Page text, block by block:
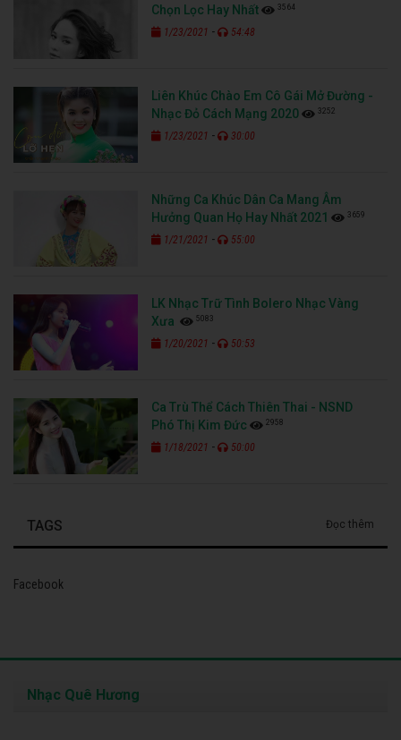
Chọn Lọc Hay Nhất
3564
1/23/2021 - 54:48
Liên Khúc Chào Em Cô Gái Mở Đường -
Nhạc Đỏ Cách Mạng 2020
3252
1/23/2021 - 30:00
Những Ca Khúc Dân Ca Mang Âm
Hưởng Quan Họ Hay Nhất 2021
3659
1/21/2021 - 55:00
LK Nhạc Trữ Tình Bolero Nhạc Vàng
Xưa
5083
1/20/2021 - 50:53
Ca Trù Thể Cách Thiên Thai - NSND
Phó Thị Kim Đức
2958
1/18/2021 - 50:00
TAGS Đọc thêm
Facebook
Nhạc Quê Hương